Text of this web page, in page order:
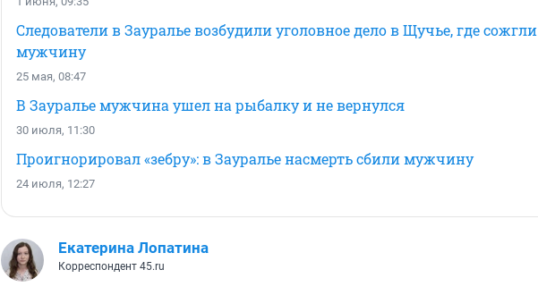
Следователи в Зауралье возбудили уголовное дело в Щучье, где сожгли
мужчину
25 мая, 08:47
В Зауралье мужчина ушел на рыбалку и не вернулся
30 июля, 11:30
Проигнорировал «зебру»: в Зауралье насмерть сбили мужчину
24 июля, 12:27
Екатерина Лопатина
Корреспондент 45.ru